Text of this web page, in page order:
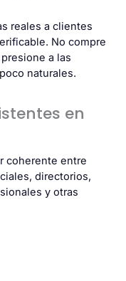
reales a clientes
No compre
a las
naturales.
en
coherente entre
directorios,
y otras